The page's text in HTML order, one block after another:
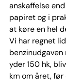
anskaffelse
papiret og i
at køre en hel
Vi har regnet
yder 150 hk,
km om året, før